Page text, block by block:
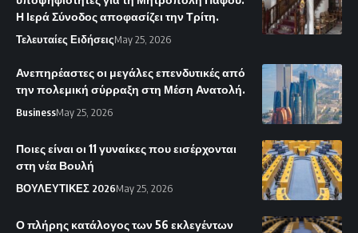
Η Ιερά Σύνοδος αποφασίζει την Τρίτη.
Τελευταίες ΕιδήσειςMay 25, 2026
Ανεπηρέαστες οι μεγάλες επενδυτικές από
την πολεμική σύρραξη στη Μέση Ανατολή.
BusinessMay 25, 2026
Ποιες είναι οι 11 γυναίκες που εισέρχονται
στη νέα Βουλή
ΒΟΥΛΕΥΤΙΚΕΣ 2026May 25, 2026
Ο πλήρης κατάλογος των 56 εκλεγέντων